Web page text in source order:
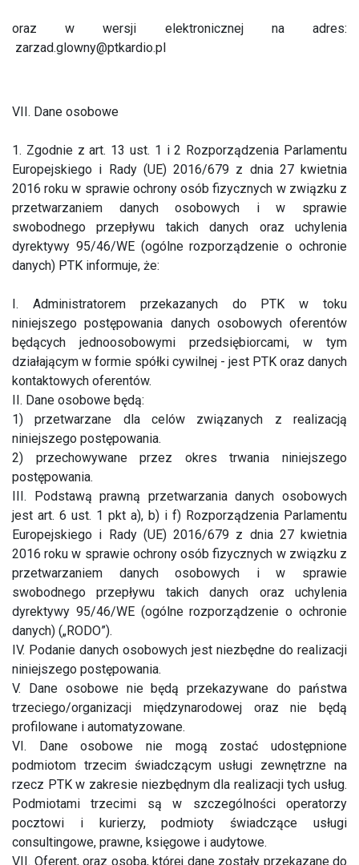
oraz w wersji elektronicznej na adres:
zarzad.glowny@ptkardio.pl
VII. Dane osobowe
1. Zgodnie z art. 13 ust. 1 i 2 Rozporządzenia Parlamentu
Europejskiego i Rady (UE) 2016/679 z dnia 27 kwietnia
2016 roku w sprawie ochrony osób fizycznych w związku z
przetwarzaniem danych osobowych i w sprawie
swobodnego przepływu takich danych oraz uchylenia
dyrektywy 95/46/WE (ogólne rozporządzenie o ochronie
danych) PTK informuje, że:
I. Administratorem przekazanych do PTK w toku
niniejszego postępowania danych osobowych oferentów
będących jednoosobowymi przedsiębiorcami, w tym
działającym w formie spółki cywilnej - jest PTK oraz danych
kontaktowych oferentów.
II. Dane osobowe będą:
1) przetwarzane dla celów związanych z realizacją
niniejszego postępowania.
2) przechowywane przez okres trwania niniejszego
postępowania.
III. Podstawą prawną przetwarzania danych osobowych
jest art. 6 ust. 1 pkt a), b) i f) Rozporządzenia Parlamentu
Europejskiego i Rady (UE) 2016/679 z dnia 27 kwietnia
2016 roku w sprawie ochrony osób fizycznych w związku z
przetwarzaniem danych osobowych i w sprawie
swobodnego przepływu takich danych oraz uchylenia
dyrektywy 95/46/WE (ogólne rozporządzenie o ochronie
danych) („RODO”).
IV. Podanie danych osobowych jest niezbędne do realizacji
niniejszego postępowania.
V. Dane osobowe nie będą przekazywane do państwa
trzeciego/organizacji międzynarodowej oraz nie będą
profilowane i automatyzowane.
VI. Dane osobowe nie mogą zostać udostępnione
podmiotom trzecim świadczącym usługi zewnętrzne na
rzecz PTK w zakresie niezbędnym dla realizacji tych usług.
Podmiotami trzecimi są w szczególności operatorzy
pocztowi i kurierzy, podmioty świadczące usługi
consultingowe, prawne, księgowe i audytowe.
VII. Oferent, oraz osoba, której dane zostały przekazane do